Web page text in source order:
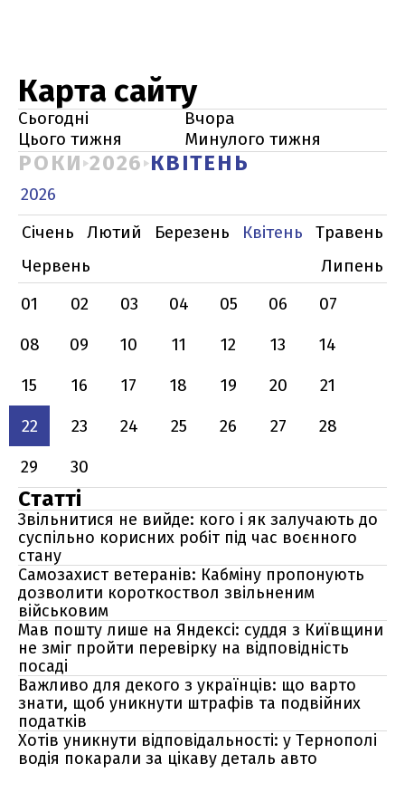
Карта сайту
Сьогодні
Вчора
Цього тижня
Минулого тижня
РОКИ 2026 КВІТЕНЬ
2026
Січень
Лютий Березень Квітень
Травень
Червень
Липень
01
02 03 04 05 06
07
08
09 10 11 12 13
14
15
16 17 18 19 20
21
22
23 24 25 26 27
28
29
30
Статті
Звільнитися не вийде: кого і як залучають до
суспільно корисних робіт під час воєнного
стану
Самозахист ветеранів: Кабміну пропонують
дозволити короткоствол звільненим
військовим
Мав пошту лише на Яндексі: суддя з Київщини
не зміг пройти перевірку на відповідність
посаді
Важливо для декого з українців: що варто
знати, щоб уникнути штрафів та подвійних
податків
Хотів уникнути відповідальності: у Тернополі
водія покарали за цікаву деталь авто